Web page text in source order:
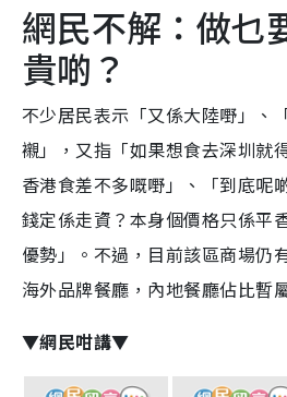
網民不解：做乜
貴啲？
不少居民表示「又係大陸嘢」、
襯」，又指「如果想食去深圳就
香港食差不多嘅嘢」、「到底呢
錢定係走資？本身個價格只係平
優勢」。不過，目前該區商場仍
海外品牌餐廳，內地餐廳佔比暫
▼網民咁講▼